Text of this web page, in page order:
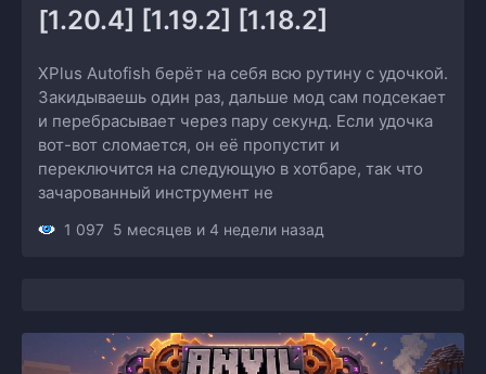
[1.20.4] [1.19.2] [1.18.2]
XPlus Autofish берёт на себя всю рутину с удочкой.
Закидываешь один раз, дальше мод сам подсекает
и перебрасывает через пару секунд. Если удочка
вот-вот сломается, он её пропустит и
переключится на следующую в хотбаре, так что
зачарованный инструмент не
1 097 5 месяцев и 4 недели назад